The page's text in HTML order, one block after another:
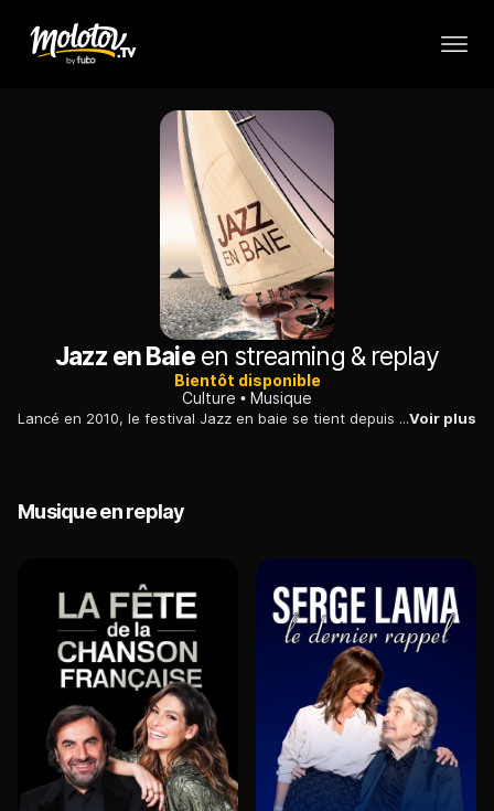
Jazz en Baieen streaming & replay
Bientôt disponible
Culture
Musique
Lancé en 2010, le festival Jazz en baie se tient depuis sur les côtes de la région Sud Manche, avec des concerts dans diverses localités, notamment face à la baie du Mont-Saint-Michel.Voir plus
Musique en replay